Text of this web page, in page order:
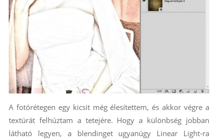
A fotórétegen egy kicsit még élesítettem, és akkor végre a
textúrát felhúztam a tetejére. Hogy a különbség jobban
látható legyen, a blendinget ugyanúgy Linear Light-ra